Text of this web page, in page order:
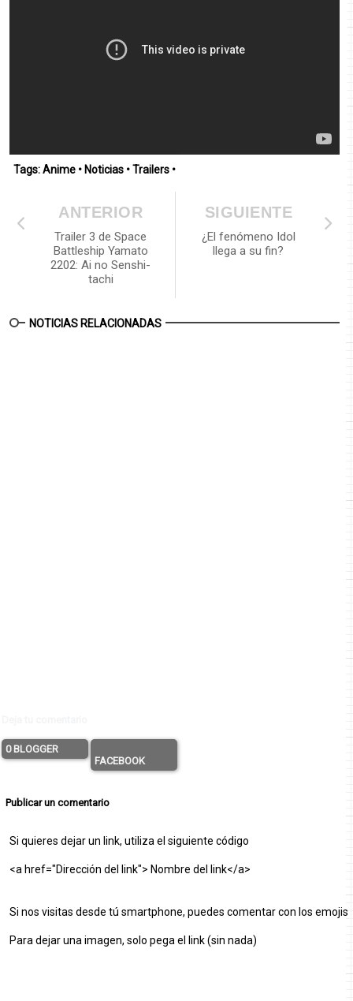
Tags:Anime • Noticias •Trailers •
SIGUIENTE
¿El fenómeno Idol
llega a su fin?
ANTERIOR
Trailer 3 de Space
Battleship Yamato
2202: Ai no Senshi-
tachi
NOTICIAS RELACIONADAS
0 BLOGGER
FACEBOOK
Publicar un comentario
Si quieres dejar un link, utiliza el siguiente código
<a href="Dirección del link"> Nombre del link</a>
Si nos visitas desde tú smartphone, puedes comentar con los emojis
Para dejar una imagen, solo pega el link (sin nada)